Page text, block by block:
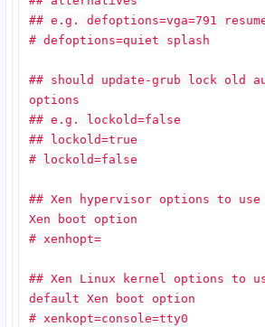
## e.g. defoptions=vga=791
# defoptions=quiet splash
## should update-grub lock old
options
## e.g. lockold=false
## lockold=true
# lockold=false
## Xen hypervisor options to
Xen boot option
# xenhopt=
## Xen Linux kernel options to
default Xen boot option
# xenkopt=console=tty0